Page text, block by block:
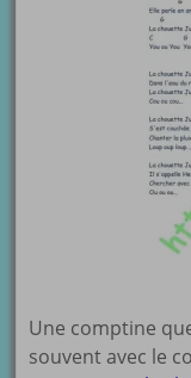
Une comptine
souvent avec le